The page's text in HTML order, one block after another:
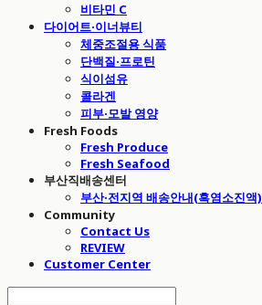
비타민 C
다이어트·이너뷰티
체중조절용 식품
단백질·프로틴
식이섬유
콜라겐
피부·모발 영양
Fresh Foods
Fresh Produce
Fresh Seafood
부산직배송센터
부산·전지역 배송안내(흑염소진액)
Community
Contact Us
REVIEW
Customer Center